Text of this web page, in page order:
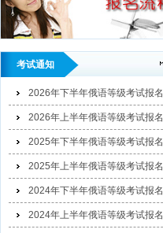
考试通知
2026年下半年俄语等级考试报名
2026年上半年俄语等级考试报名
2025年下半年俄语等级考试报名
2025年上半年俄语等级考试报名
2024年下半年俄语等级考试报名
2024年上半年俄语等级考试报名